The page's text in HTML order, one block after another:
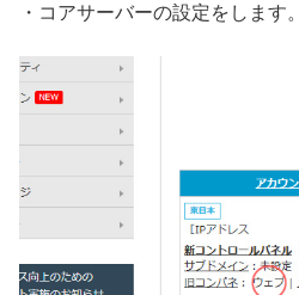
・コアサーバーの設定をします。